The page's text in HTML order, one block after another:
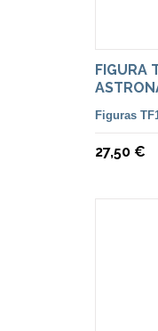
FIGURA
27,50 €